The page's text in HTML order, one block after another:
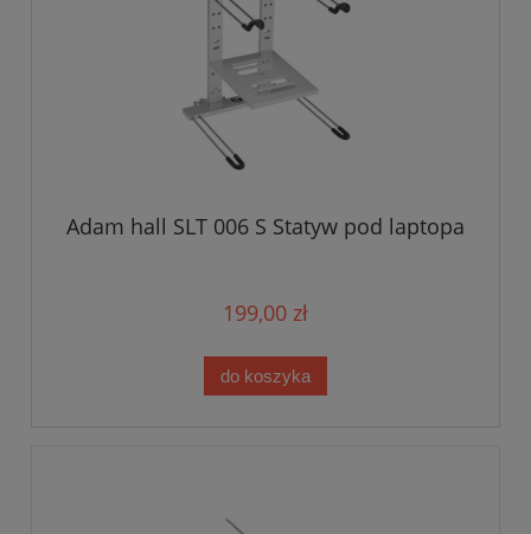
Adam hall SLT 006 S Statyw pod laptopa
199,00 zł
do koszyka